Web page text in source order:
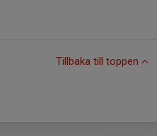
Tillbaka till toppen